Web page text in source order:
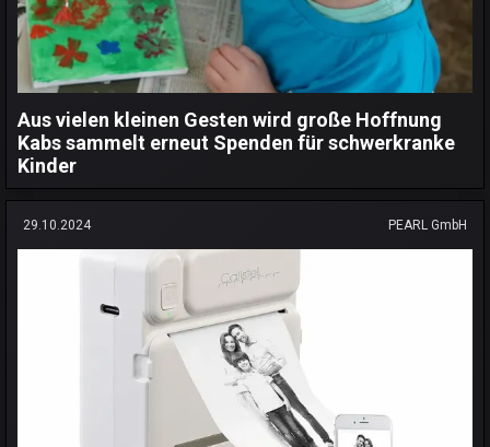
Aus vielen kleinen Gesten wird große Hoffnung
Kabs sammelt erneut Spenden für schwerkranke
Kinder
29.10.2024 PEARL GmbH